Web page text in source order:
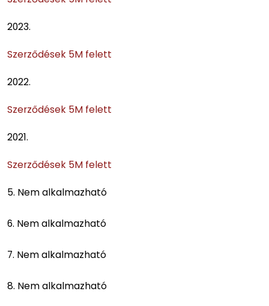
2023.
Szerződések 5M felett
2022.
Szerződések 5M felett
2021.
Szerződések 5M felett
5. Nem alkalmazható
6. Nem alkalmazható
7. Nem alkalmazható
8. Nem alkalmazható